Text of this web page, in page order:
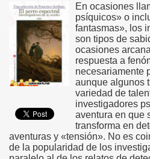
En ocasiones
psíquicos» o
fantasmas», los
son tipos de
ocasiones
respuesta a
necesariamente
aunque algunos
variedad de
investigadores
aventura en que
transforma en
aventuras y «tensión». No es
de la popularidad de los